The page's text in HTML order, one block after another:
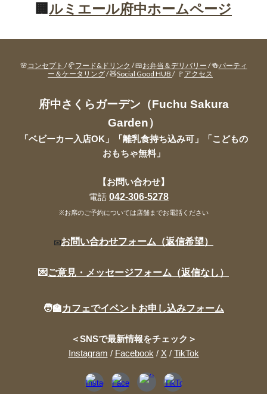
🏢 ルミエール府中ホームページ
🌸コンセプト / 🥐フード&ドリンク / 🍱お弁当＆デリバリー / 🍻パーティ
ー＆ケータリング/ 🧸Social Good HUB / 🚩 アクセス
府中さくらガーデン（Fuchu Sakura
Garden）
「ベビーカー入店OK」「離乳食持ち込み可」「こどもの
おもちゃ無料」
【お問い合わせ】
電話 042-306-5278
※お席のご予約については店舗までお電話ください
✉️お問い合わせフォーム （返信希望）
💌ご意見・メッセージフォーム（返信なし）
🧑‍🏫カフェでイベントお申し込みフォーム
＜SNSで最新情報をチェック＞
Instagram / Facebook / X / TikTok